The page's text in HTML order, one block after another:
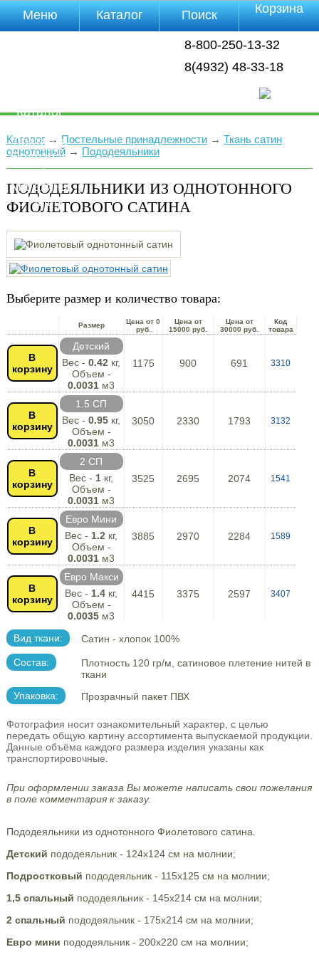
8-800-250-13-32
8(4932) 48-33-18
Каталог→ Постельные принадлежности→ Ткань сатин
однотонный→ Пододеяльники
ПОДОДЕЯЛЬНИКИ ИЗ ОДНОТОННОГО
ФИОЛЕТОВОГО САТИНА
Выберите размер и количество товара:
Размер
Цена от 0
руб.
Цена от
15000 руб.
Цена от
30000 руб.
Код
товара
В
корзину
Детский
Вес -0.42 кг,
Объем -
0.0031 м3
1175 900 691 3310
В
корзину
1.5 СП
Вес -0.95 кг,
Объем -
0.0031 м3
3050 2330 1793 3132
В
корзину
2 СП
Вес - 1 кг,
Объем -
0.0031 м3
3525 2695 2074 1541
В
корзину
Евро Мини
Вес - 1.2 кг,
Объем -
0.0031 м3
3885 2970 2284 1589
В
корзину
Евро Макси
Вес - 1.4 кг,
Объем -
0.0035 м3
4415 3375 2597 3407
Вид ткани: Сатин - хлопок 100%
Состав:
Плотность 120 гр/м, сатиновое плетение нитей в
ткани
Упаковка:
Прозрачный пакет ПВХ
Фотография носит ознакомительный характер, с целью
передать общую картину ассортимента выпускаемой продукции.
Данные объёма каждого размера изделия указаны как
транспортировочные.
При оформлении заказа Вы можете написать свои пожелания
в поле комментария к заказу.
Пододеяльники из однотонного Фиолетового сатина.
Детский пододеяльник - 124х124 см на молнии;
Подростковый пододеяльник - 115х125 см на молнии;
1,5 спальный пододеяльник - 145х214 см на молнии;
2 спальный пододеяльник - 175х214 см на молнии;
Евро мини пододеяльник - 200х220 см на молнии;
Меню
Каталог
Доставка
Полезная
инфа
Магазины
Отзывы
Видео
Каталог Поиск Корзина